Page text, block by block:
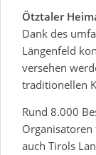
Ötztaler
Dank des
Längenfeld
versehen
traditionellen
Rund 8.000
auch Tirols